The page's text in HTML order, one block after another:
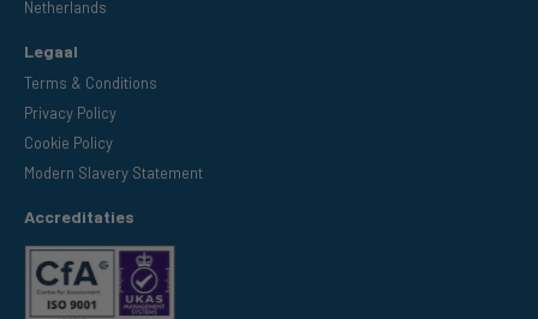
Netherlands
Legaal
Terms & Conditions
Privacy Policy
Cookie Policy
Modern Slavery Statement
Accreditaties